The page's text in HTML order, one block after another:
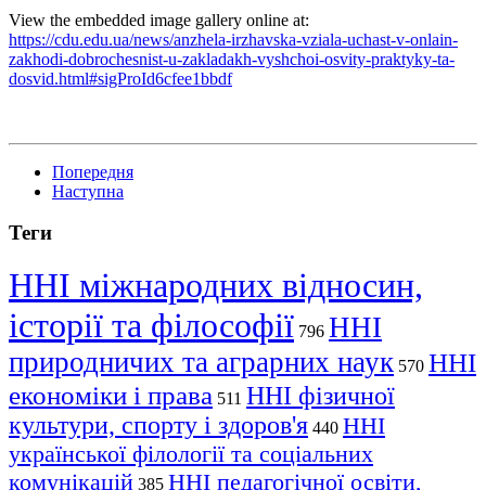
View the embedded image gallery online at:
https://cdu.edu.ua/news/anzhela-irzhavska-vziala-uchast-v-onlain-
zakhodi-dobrochesnist-u-zakladakh-vyshchoi-osvity-praktyky-ta-
dosvid.html#sigProId6cfee1bbdf
Попередня
Наступна
Теги
ННІ міжнародних відносин,
історії та філософії 796 ННІ
природничих та аграрних наук 570 ННІ
економіки і права 511 ННІ фізичної
культури, спорту і здоров'я 440 ННІ
української філології та соціальних
комунікацій 385 ННІ педагогічної освіти,